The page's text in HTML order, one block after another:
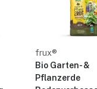
frux®
Bio Garten- &
Pflanzerde